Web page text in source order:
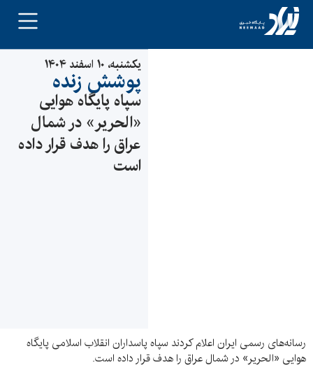
یکشنبه، ۱۰ اسفند ۱۴۰۴
پوشش زنده
سپاه پایگاه هوایی
«الحریر» در شمال
عراق را هدف قرار داده
است
رسانه‌های رسمی ایران اعلام کردند سپاه پاسداران انقلاب اسلامی پایگاه
هوایی «الحریر» در شمال عراق را هدف قرار داده است.